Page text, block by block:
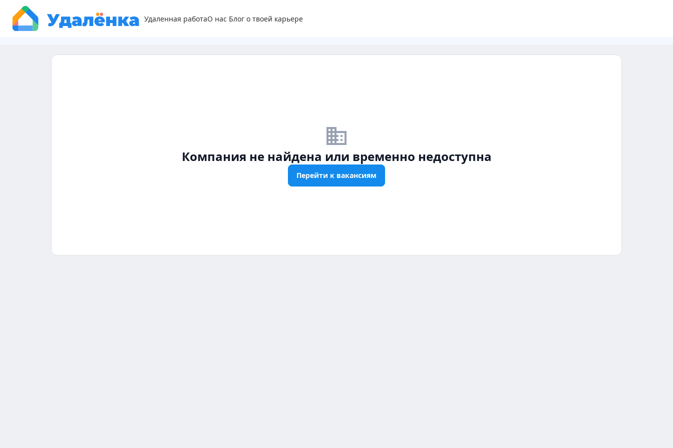
Удаленная работаО нас Блог о твоей карьере
business_off
Компания не найдена или временно недоступна
Перейти к вакансиям